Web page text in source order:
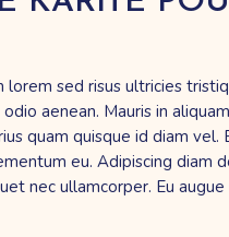
lorem sed risus ultricies
aenean. Mauris in
quam quisque id diam
eu. Adipiscing diam
nec ullamcorper. Eu